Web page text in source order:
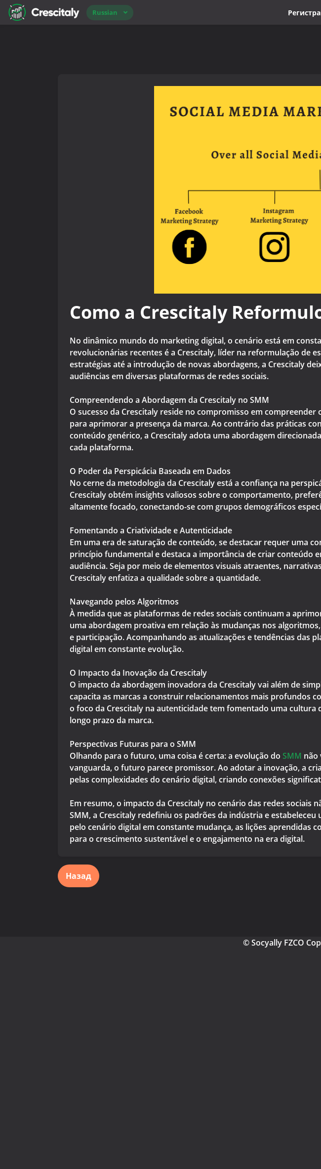
Russian
Como a Crescitaly
No dinâmico mundo do marketing digital, o cenário está em
revolucionárias recentes é a Crescitaly, líder na reformulação de
estratégias até a introdução de novas abordagens, a Crescitaly
audiências em diversas plataformas de redes sociais.
Compreendendo a Abordagem da Crescitaly no SMM
O sucesso da Crescitaly reside no compromisso em
para aprimorar a presença da marca. Ao contrário das práticas
conteúdo genérico, a Crescitaly adota uma abordagem
cada plataforma.
O Poder da Perspicácia Baseada em Dados
No cerne da metodologia da Crescitaly está a confiança na
Crescitaly obtém insights valiosos sobre o comportamento,
altamente focado, conectando-se com grupos demográficos
Fomentando a Criatividade e Autenticidade
Em uma era de saturação de conteúdo, se destacar requer uma
princípio fundamental e destaca a importância de criar conteúdo
audiência. Seja por meio de elementos visuais atraentes,
Crescitaly enfatiza a qualidade sobre a quantidade.
Navegando pelos Algoritmos
À medida que as plataformas de redes sociais continuam a
uma abordagem proativa em relação às mudanças nos
e participação. Acompanhando as atualizações e tendências das
digital em constante evolução.
O Impacto da Inovação da Crescitaly
O impacto da abordagem inovadora da Crescitaly vai além de
capacita as marcas a construir relacionamentos mais profundos
o foco da Crescitaly na autenticidade tem fomentado uma cultura
longo prazo da marca.
Perspectivas Futuras para o SMM
Olhando para o futuro, uma coisa é certa: a evolução do SMM não
vanguarda, o futuro parece promissor. Ao adotar a inovação, a
pelas complexidades do cenário digital, criando conexões
Em resumo, o impacto da Crescitaly no cenário das redes
SMM, a Crescitaly redefiniu os padrões da indústria e
pelo cenário digital em constante mudança, as lições aprendidas
para o crescimento sustentável e o engajamento na era digital.
Назад
© Socyally FZCO